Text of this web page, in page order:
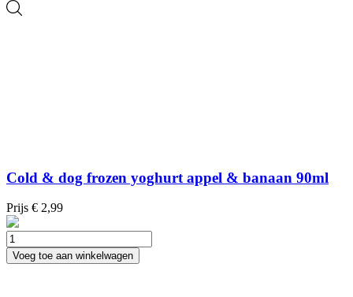
Cold & dog frozen yoghurt appel & banaan 90ml
Prijs € 2,99
Voeg toe aan winkelwagen